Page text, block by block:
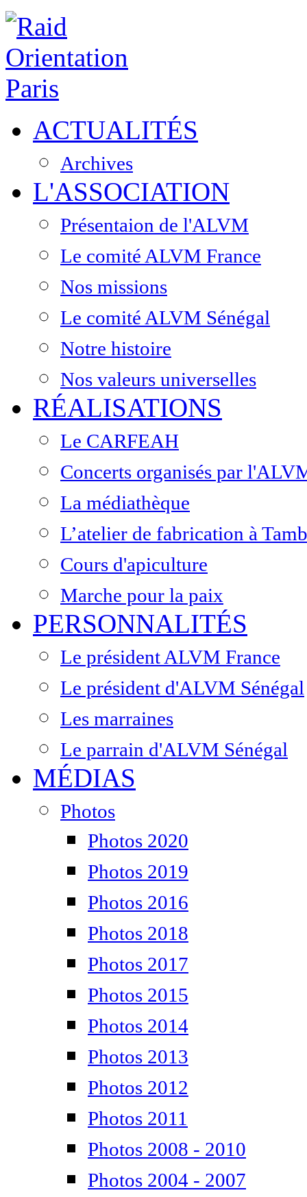
ACTUALITÉS
Archives
L'ASSOCIATION
Présentaion de l'ALVM
Le comité ALVM France
Nos missions
Le comité ALVM Sénégal
Notre histoire
Nos valeurs universelles
RÉALISATIONS
Le CARFEAH
Concerts organisés par
La médiathèque
L’atelier de fabrication à
Cours d'apiculture
Marche pour la paix
PERSONNALITÉS
Le président ALVM France
Le président d'ALVM Sénégal
Les marraines
Le parrain d'ALVM Sénégal
MÉDIAS
Photos
Photos 2020
Photos 2019
Photos 2016
Photos 2018
Photos 2017
Photos 2015
Photos 2014
Photos 2013
Photos 2012
Photos 2011
Photos 2008 - 2010
Photos 2004 - 2007